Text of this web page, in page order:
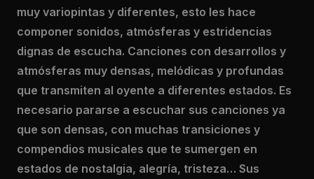
muy variopintas y diferentes, esto les hace
componer sonidos, atmósferas y estridencias
dignas de escucha. Canciones con desarrollos y
atmósferas muy densas, melódicas y profundas
que transmiten al oyente a diferentes estados. Es
necesario pararse a escuchar sus canciones ya
que son densas, con muchas transiciones y
compendios musicales que te sumergen en
estados de nostalgia, alegría, tristeza… Sus